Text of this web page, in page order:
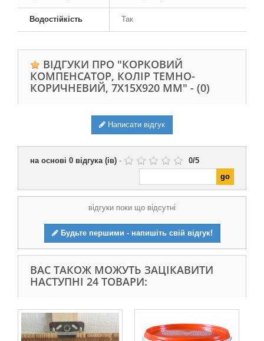
Водостійкість Так
ВІДГУКИ ПРО "КОРКОВИЙ
КОМПЕНСАТОР, КОЛІР ТЕМНО-
КОРИЧНЕВИЙ, 7Х15Х920 ММ" - (0)
Написати відгук
на основі 0 відгука (ів) - 0/5
відгуки поки що відсутні
Будьте першими - напишіть свій відгук!
ВАС ТАКОЖ МОЖУТЬ ЗАЦІКАВИТИ
НАСТУПНІ 24 ТОВАРИ: